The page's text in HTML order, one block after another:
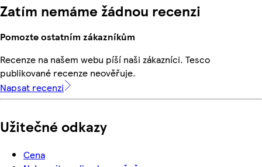
Zatím nemáme žádnou recenzi
Pomozte ostatním zákazníkům
Recenze na našem webu píší naši zákazníci. Tesco
publikované recenze neověřuje.
Napsat recenzi
Užitečné odkazy
Cena